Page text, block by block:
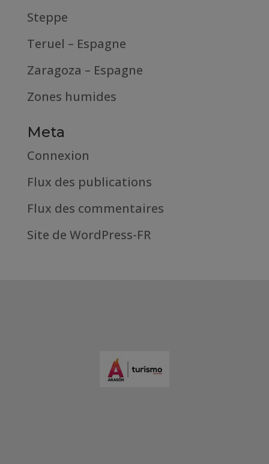
Steppe
Teruel – Espagne
Zaragoza – Espagne
Zones humides
Meta
Connexion
Flux des publications
Flux des commentaires
Site de WordPress-FR